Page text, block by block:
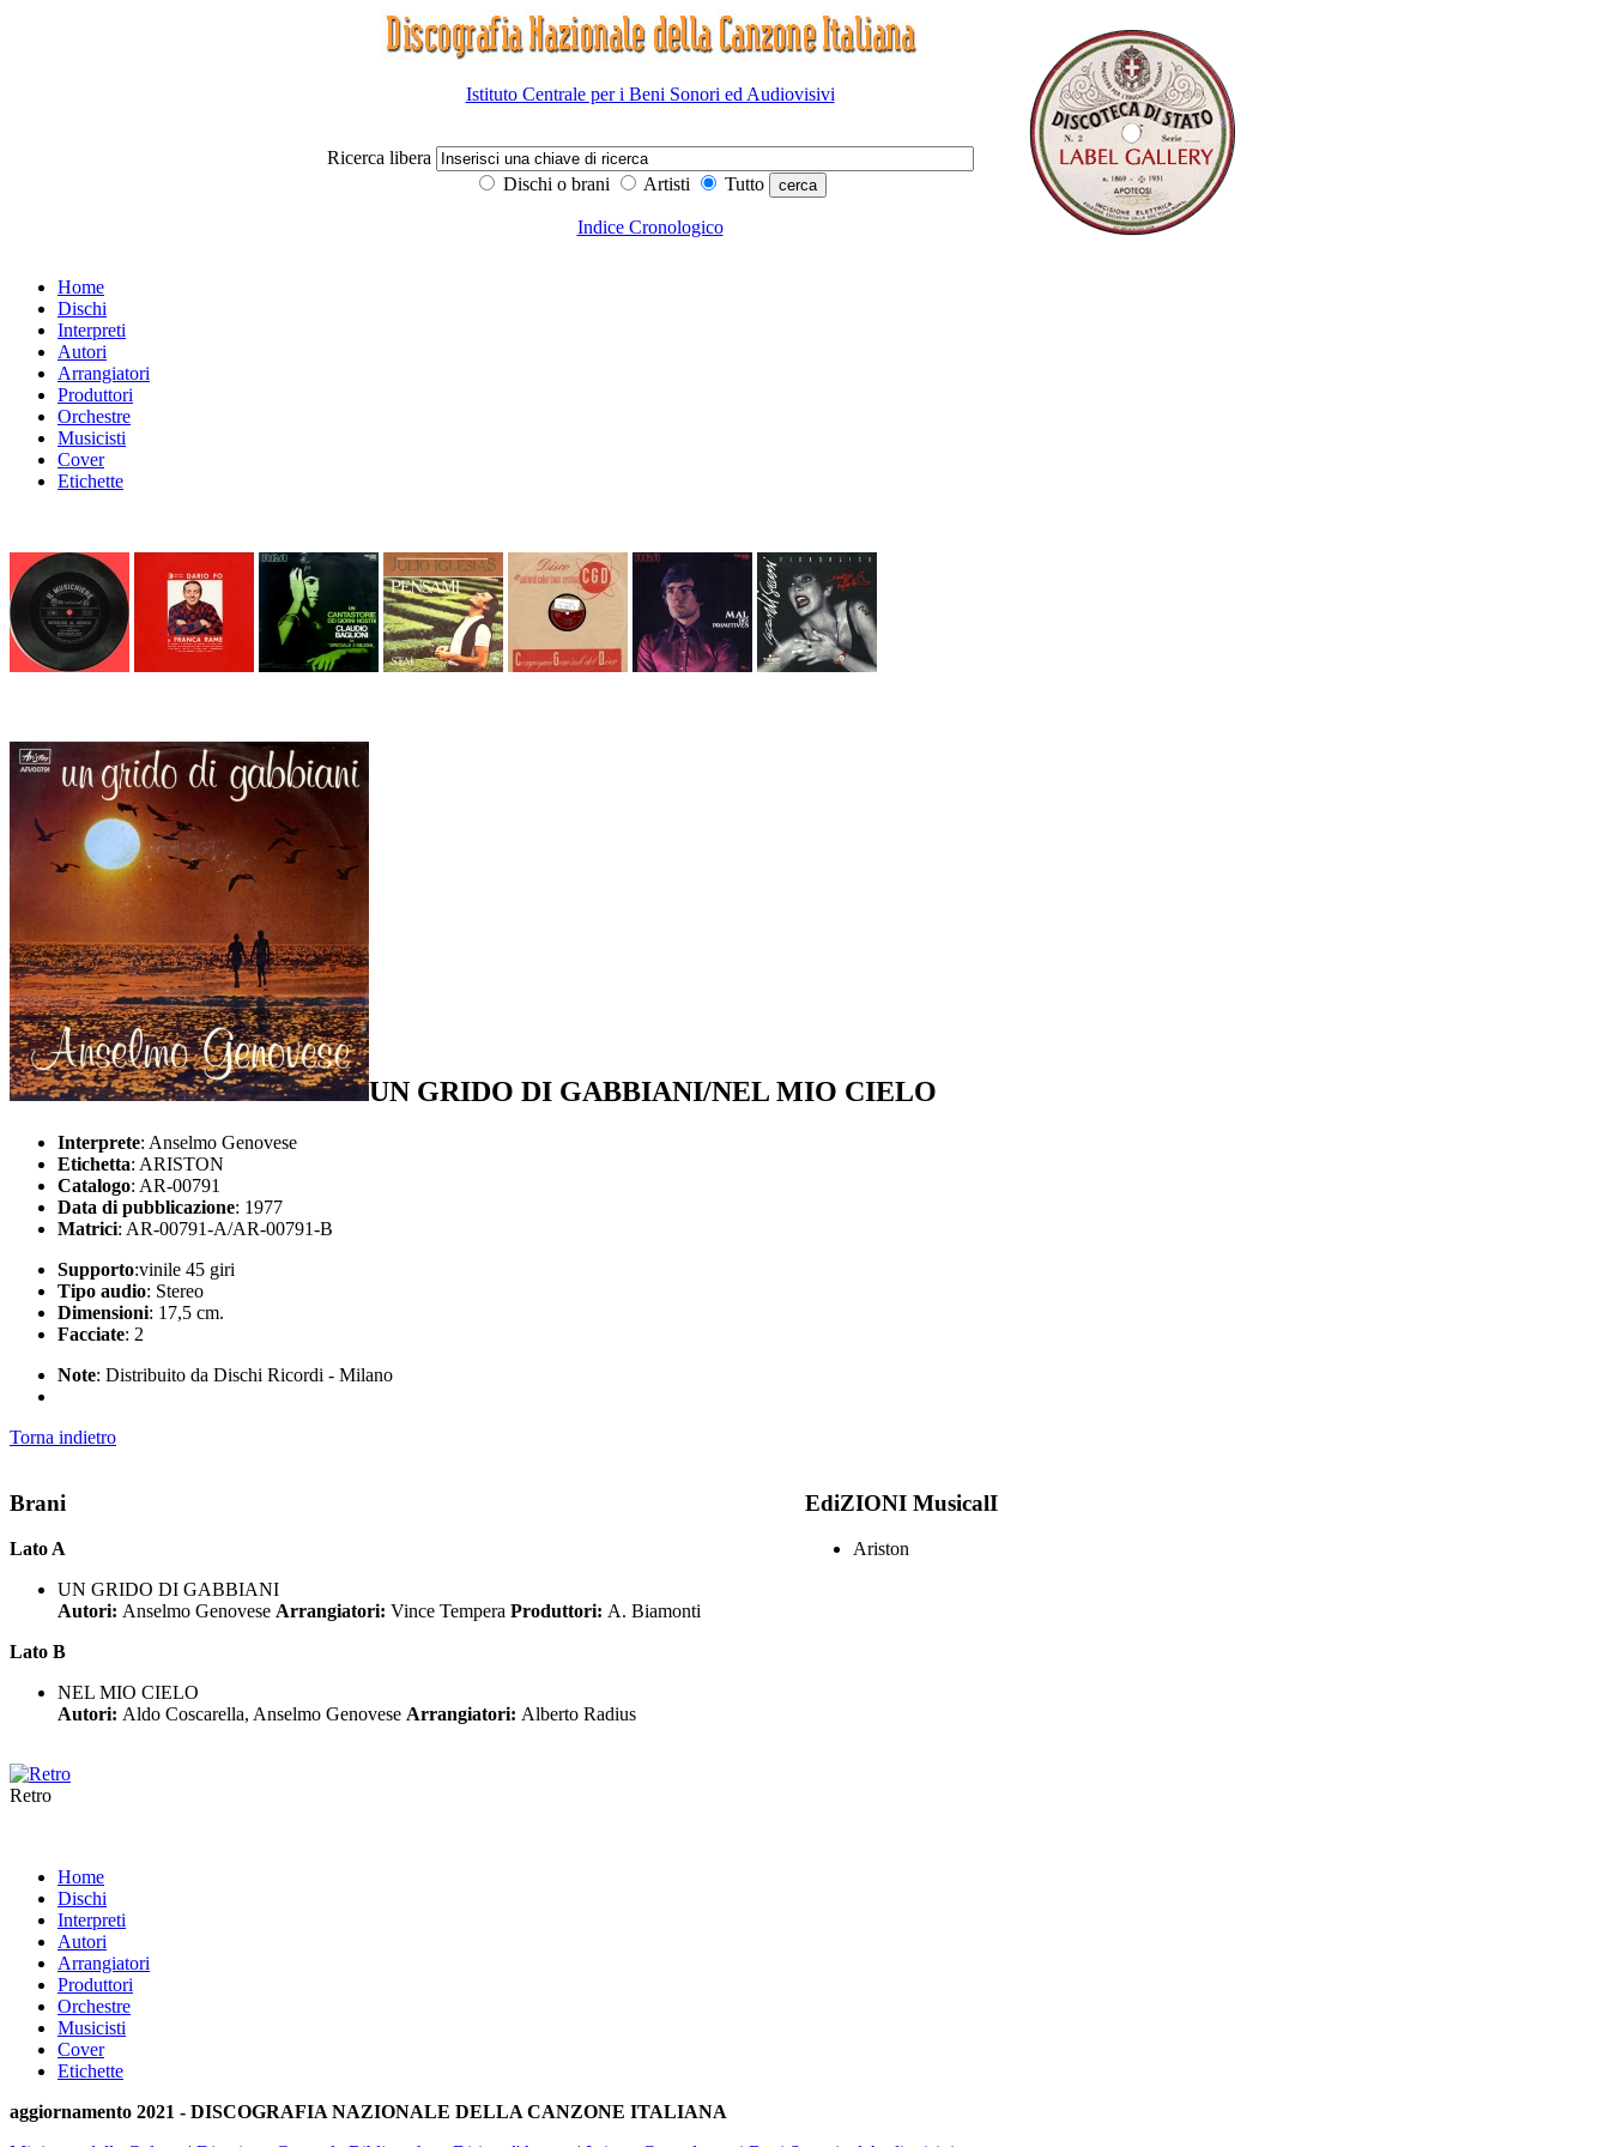
Istituto Centrale per i Beni Sonori ed Audiovisivi
Ricerca libera
Dischi o brani
Artisti Tutto
Indice Cronologico
Home
Dischi
Interpreti
Autori
Arrangiatori
Produttori
Orchestre
Musicisti
Cover
Etichette
UN GRIDO DI GABBIANI/NEL MIO CIELO
Interprete: Anselmo Genovese
Etichetta: ARISTON
Catalogo: AR-00791
Data di pubblicazione: 1977
Matrici: AR-00791-A/AR-00791-B
Supporto:vinile 45 giri
Tipo audio: Stereo
Dimensioni: 17,5 cm.
Facciate: 2
Note: Distribuito da Dischi Ricordi - Milano
Torna indietro
Brani
Lato A
UN GRIDO DI GABBIANI
Autori: Anselmo Genovese Arrangiatori: Vince Tempera Produttori: A. Biamonti
Lato B
NEL MIO CIELO
Autori: Aldo Coscarella, Anselmo Genovese Arrangiatori: Alberto Radius
EdiZIONI MusicalI
Ariston
Retro
Home
Dischi
Interpreti
Autori
Arrangiatori
Produttori
Orchestre
Musicisti
Cover
Etichette
aggiornamento 2021 - DISCOGRAFIA NAZIONALE DELLA CANZONE ITALIANA